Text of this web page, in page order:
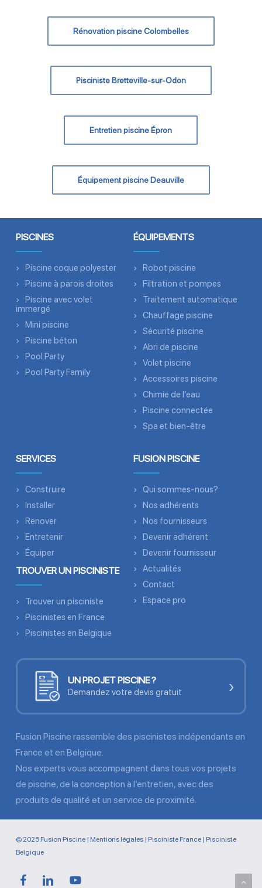
Rénovation piscine Colombelles
Pisciniste Bretteville-sur-Odon
Entretien piscine Épron
Équipement piscine Deauville
PISCINES
Piscine coque polyester
Piscine à parois droites
Piscine avec volet
immergé
Mini piscine
Piscine béton
Pool Party
Pool Party Family
ÉQUIPEMENTS
Robot piscine
Filtration et pompes
Traitement automatique
Chauffage piscine
Sécurité piscine
Abri de piscine
Volet piscine
Accessoires piscine
Chimie de l’eau
Piscine connectée
Spa et bien-être
SERVICES
Construire
Installer
Renover
Entretenir
Équiper
TROUVER UN PISCINISTE
Trouver un pisciniste
Piscinistes en France
Piscinistes en Belgique
FUSION PISCINE
Qui sommes-nous?
Nos adhérents
Nos fournisseurs
Devenir adhérent
Devenir fournisseur
Actualités
Contact
Espace pro
UN PROJET PISCINE ?
Demandez votre devis gratuit ›
Fusion Piscine rassemble des piscinistes indépendants en
France et en Belgique.
Nos experts vous accompagnent dans tous vos projets
de piscine, de la conception à l’entretien, avec des
produits de qualité et un service de proximité.
© 2025 Fusion Piscine | Mentions légales| Pisciniste France| Pisciniste
Belgique
facebooklinkedin youtube